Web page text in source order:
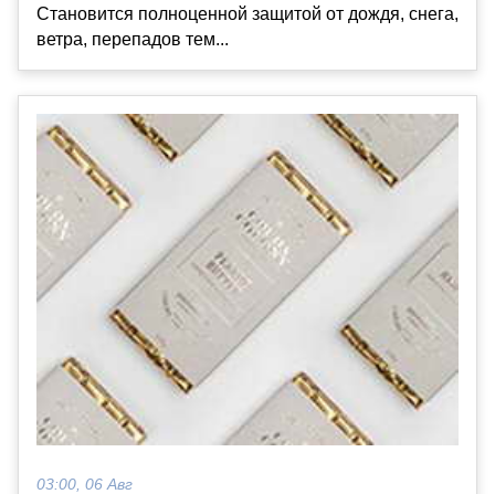
Становится полноценной защитой от дождя, снега,
ветра, перепадов тем...
03:00, 06 Авг